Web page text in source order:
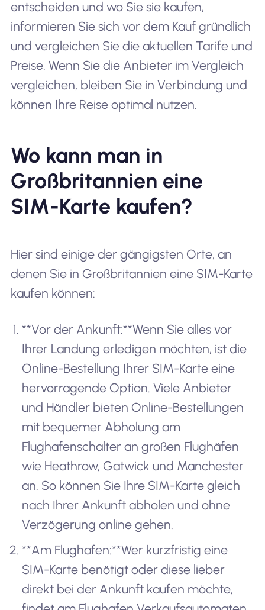
entscheiden und wo Sie sie kaufen,
informieren Sie sich vor dem Kauf gründlich
und vergleichen Sie die aktuellen Tarife und
Preise. Wenn Sie die Anbieter im Vergleich
vergleichen, bleiben Sie in Verbindung und
können Ihre Reise optimal nutzen.
Wo kann man in
Großbritannien eine
SIM-Karte kaufen?
Hier sind einige der gängigsten Orte, an
denen Sie in Großbritannien eine SIM-Karte
kaufen können:
**Vor der Ankunft:**Wenn Sie alles vor
Ihrer Landung erledigen möchten, ist die
Online-Bestellung Ihrer SIM-Karte eine
hervorragende Option. Viele Anbieter
und Händler bieten Online-Bestellungen
mit bequemer Abholung am
Flughafenschalter an großen Flughäfen
wie Heathrow, Gatwick und Manchester
an. So können Sie Ihre SIM-Karte gleich
nach Ihrer Ankunft abholen und ohne
Verzögerung online gehen.
**Am Flughafen:**Wer kurzfristig eine
SIM-Karte benötigt oder diese lieber
direkt bei der Ankunft kaufen möchte,